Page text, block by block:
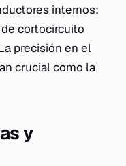
internos:
cortocircuito
precisión en el
crucial como la
y